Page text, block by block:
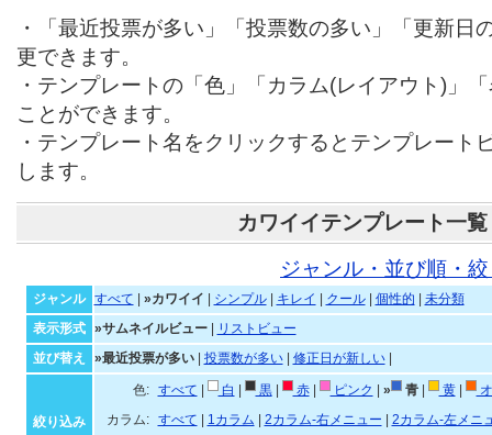
・「最近投票が多い」「投票数の多い」「更新日
更できます。
・テンプレートの「色」「カラム(レイアウト)」
ことができます。
・テンプレート名をクリックするとテンプレート
します。
カワイイテンプレート一覧
ジャンル・並び順・
ジャンル すべて »カワイイ シンプル| キレイ クール| 個性的
未分類
表示形式
»サムネイルビュー|
リストビュー
並び替え
»最近投票が多い| 投票数が多い| 修正日が新しい|
絞り込み
色: すべて 白 黒| 赤| ピンク » 青| 黄|
カラム:
すべて 1カラム 2カラム-右メニュー
2カラム-左メニ